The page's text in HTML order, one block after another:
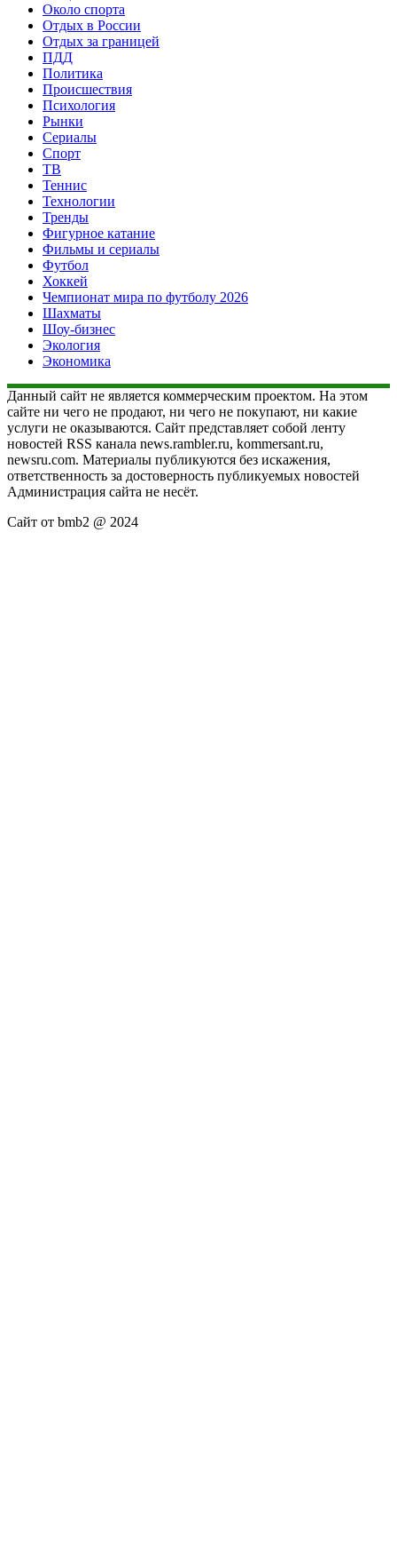
Около спорта
Отдых в России
Отдых за границей
ПДД
Политика
Происшествия
Психология
Рынки
Сериалы
Спорт
ТВ
Теннис
Технологии
Тренды
Фигурное катание
Фильмы и сериалы
Футбол
Хоккей
Чемпионат мира по футболу 2026
Шахматы
Шоу-бизнес
Экология
Экономика
Данный сайт не является коммерческим проектом. На этом
сайте ни чего не продают, ни чего не покупают, ни какие
услуги не оказываются. Сайт представляет собой ленту
новостей RSS канала news.rambler.ru, kommersant.ru,
newsru.com. Материалы публикуются без искажения,
ответственность за достоверность публикуемых новостей
Администрация сайта не несёт.
Сайт от bmb2 @ 2024